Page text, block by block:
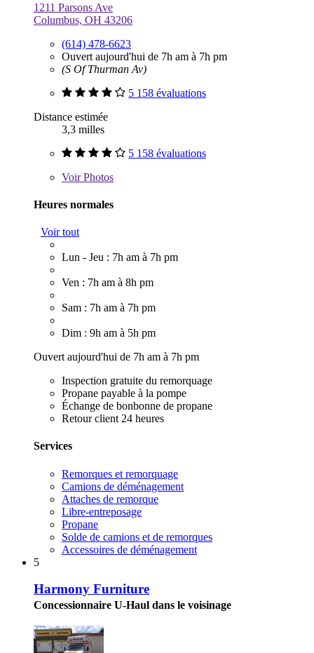
1211 Parsons Ave
Columbus, OH 43206
(614) 478-6623
Ouvert aujourd'hui de 7h am à 7h pm
(S Of Thurman Av)
5 158 évaluations
Distance estimée
3,3 milles
5 158 évaluations
VoirPhotos
Heures normales
Voir tout
Lun - Jeu : 7h am à 7h pm
Ven : 7h am à 8h pm
Sam : 7h am à 7h pm
Dim : 9h am à 5h pm
Ouvert aujourd'hui de 7h am à 7h pm
Inspection gratuite du remorquage
Propane payable à la pompe
Échange de bonbonne de propane
Retour client 24 heures
Services
Remorques et remorquage
Camions de déménagement
Attaches de remorque
Libre-entreposage
Propane
Solde de camions et de remorques
Accessoires de déménagement
5
Harmony Furniture
Concessionnaire U-Haul dans le voisinage